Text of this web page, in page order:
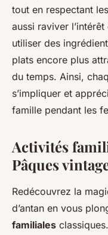
tout en respectant
aussi raviver
utiliser des
plats encore plus
du temps. Ainsi,
s’impliquer et
famille pendant les
Activités
Pâques
Redécouvrez la
d’antan en vous
familiales